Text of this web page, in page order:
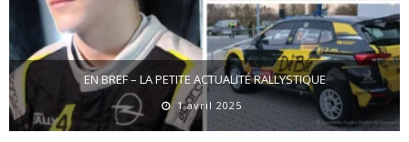
EN BREF – LA PETITE ACTUALITÉ RALLYSTIQUE
1 avril 2025